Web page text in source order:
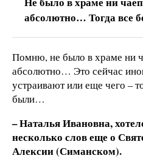
абсолютно… Тогда все
Помню, не было в храме ни
абсолютно… Это сейчас
устраивают или еще чего –
были…
– Наталья Ивановна,
несколько слов еще о
Алексии (Симанском).